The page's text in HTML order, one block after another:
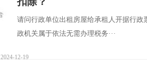
请问行政单位出租房屋给承租人开据行
政机关属于依法无需办理税务···
2024-12-19